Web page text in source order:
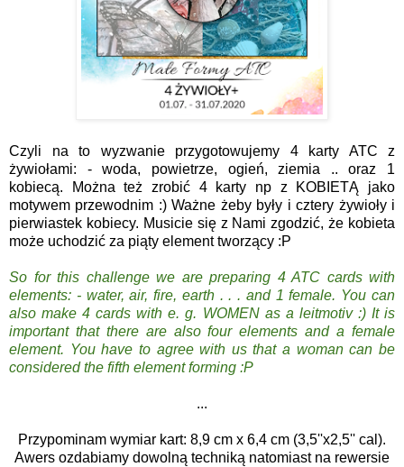
Czyli na to wyzwanie przygotowujemy 4 karty ATC z
żywiołami: - woda, powietrze, ogień, ziemia .. oraz 1
kobiecą. Można też zrobić 4 karty np z KOBIETĄ jako
motywem przewodnim :) Ważne żeby były i cztery żywioły i
pierwiastek kobiecy. Musicie się z Nami zgodzić, że kobieta
może uchodzić za piąty element tworzący :P
So for this challenge we are preparing 4 ATC cards with
elements: - water, air, fire, earth . . . and 1 female. You can
also make 4 cards with e. g. WOMEN as a leitmotiv :) It is
important that there are also four elements and a female
element. You have to agree with us that a woman can be
considered the fifth element forming :P
...
Przypominam wymiar kart: 8,9 cm x 6,4 cm (3,5''x2,5'' cal).
Awers ozdabiamy dowolną techniką natomiast na rewersie